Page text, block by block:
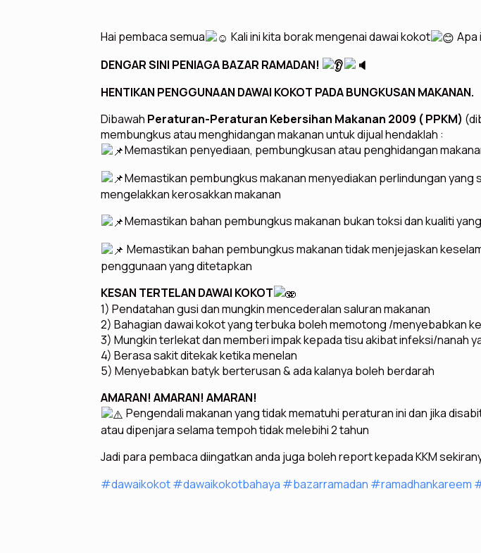
Hai pembaca semua Kali ini kita borak mengenai dawai kokot Apa
DENGAR SINI PENIAGA BAZAR RAMADAN!
HENTIKAN PENGGUNAAN DAWAI KOKOT PADA BUNGKUSAN MAKANAN.
Dibawah Peraturan-Peraturan Kebersihan Makanan 2009 ( PPKM)
membungkus atau menghidangan makanan untuk dijual hendaklah :
Memastikan penyediaan, pembungkusan atau penghidangan
Memastikan pembungkus makanan menyediakan perlindungan
mengelakkan kerosakkan makanan
Memastikan bahan pembungkus makanan bukan toksi dan kualiti
Memastikan bahan pembungkus makanan tidak menjejaskan
penggunaan yang ditetapkan
KESAN TERTELAN DAWAI KOKOT
1) Pendatahan gusi dan mungkin mencederalan saluran makanan
2) Bahagian dawai kokot yang terbuka boleh memotong /menyebabkan
3) Mungkin terlekat dan memberi impak kepada tisu akibat infeksi/nanah
4) Berasa sakit ditekak ketika menelan
5) Menyebabkan batyk berterusan & ada kalanya boleh berdarah
AMARAN! AMARAN! AMARAN!
Pengendali makanan yang tidak mematuhi peraturan ini dan jika
atau dipenjara selama tempoh tidak melebihi 2 tahun
Jadi para pembaca diingatkan anda juga boleh report kepada KKM
#dawaikokot#dawaikokotbahaya #bazarramadan #ramadhankareem